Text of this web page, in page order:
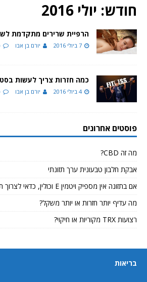
חודש: יולי 2016
הרפיית שרירים מתקדמת
7 ביולי 2016 יורם בן אבו
כמה חזרות צריך לעשות
4 ביולי 2016 יורם בן אבו
פוסטים אחרונים
מה זה CBD?
אבקת חלבון טבעונית ערך תזונתי
אם בתזונה אין מספיק ויטמין E וכולין, כדאי לצרוך תוספים שלהם להשלמה
מה עדיף יותר חזרות או יותר משקל?
רצועות TRX מקוריות או חיקוי?
בריאות